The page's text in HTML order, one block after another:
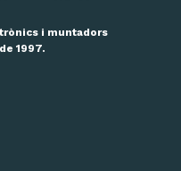
i muntadors
1997.